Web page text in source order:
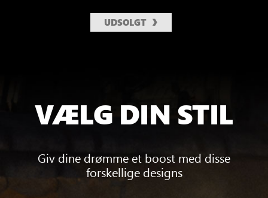
UDSOLGT
VÆLG DIN STIL
Giv dine drømme et boost med disse
forskellige designs